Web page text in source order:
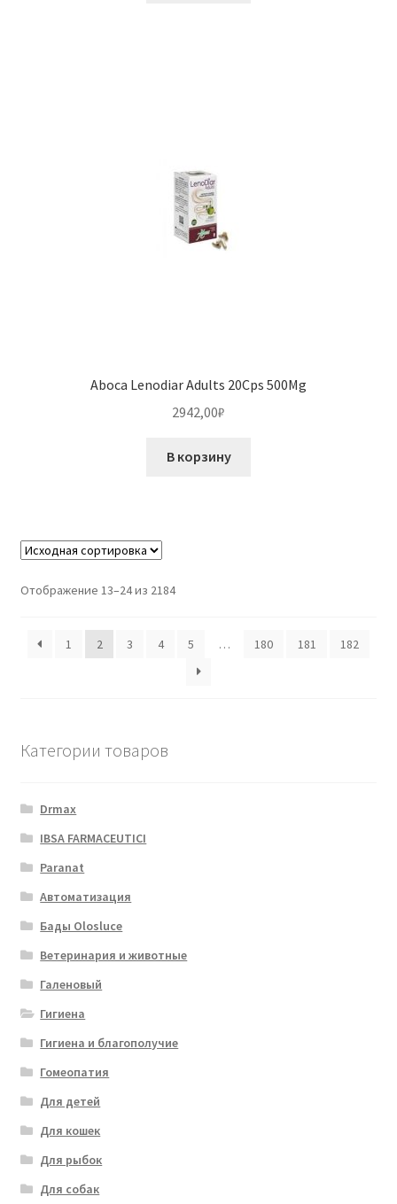
Aboca Lenodiar Adults 20Cps 500Mg
2942,00₽
В корзину
Отображение 13–24 из 2184
1 2 3 4 5 … 180 181 182
Категории товаров
Drmax
IBSA FARMACEUTICI
Paranat
Автоматизация
Бады Olosluce
Ветеринария и животные
Галеновый
Гигиена
Гигиена и благополучие
Гомеопатия
Для детей
Для кошек
Для рыбок
Для собак